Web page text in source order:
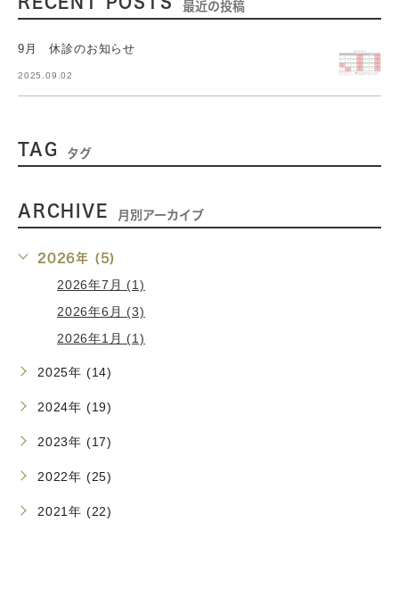
最近の投稿
9月 休診のお知らせ
2025.09.02
TAG タグ
ARCHIVE 月別アーカイブ
2026年 (5)
2026年7月 (1)
2026年6月 (3)
2026年1月 (1)
2025年 (14)
2024年 (19)
2023年 (17)
2022年 (25)
2021年 (22)